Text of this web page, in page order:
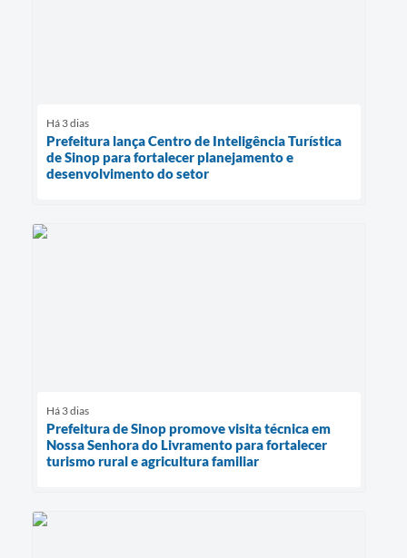
Há 3 dias
Prefeitura lança Centro de Inteligência Turística
de Sinop para fortalecer planejamento e
desenvolvimento do setor
Há 3 dias
Prefeitura de Sinop promove visita técnica em
Nossa Senhora do Livramento para fortalecer
turismo rural e agricultura familiar